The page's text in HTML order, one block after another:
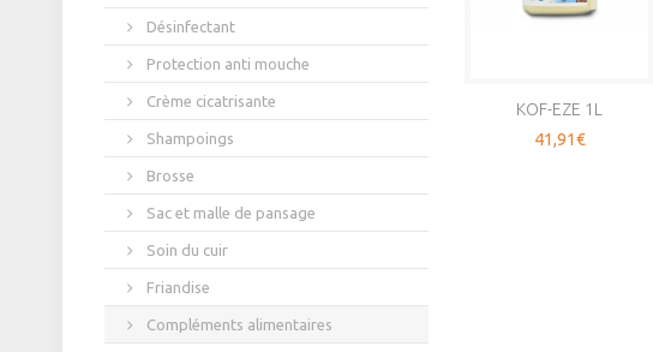
KOF-EZE 1L
41,91€
Désinfectant
Protection anti mouche
Crème cicatrisante
Shampoings
Brosse
Sac et malle de pansage
Soin du cuir
Friandise
Compléments alimentaires